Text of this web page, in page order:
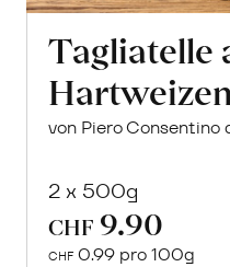
Tagliatelle
Hartweizen
von Piero Consentino
2 x 500g
CHF 9.90
CHF 0.99 pro 100g